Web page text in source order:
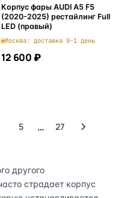
Корпус фары AUDI A5 F5
(2020-2025) рестайлинг Full
LED (правый)
Москва: доставка 0-1 день
12 600 ₽
5 … 27
другого
страдает корпус